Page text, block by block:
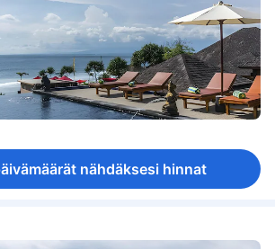
nähdäksesi hinnat